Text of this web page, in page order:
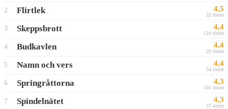
2 Flirtlek 4,5
32 röster
3 Skeppsbrott 4,4
124 röster
4 Budkavlen 4,4
29 röster
5 Namn och vers 4,4
34 röster
6 Springråttorna 4,3
101 röster
7 Spindelnätet 4,3
37 röster